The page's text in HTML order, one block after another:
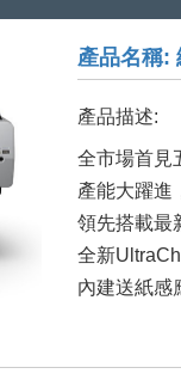
產品名稱:
產品描述:
全市場首見
產能大躍進
領先搭載最
全新
內建送紙感